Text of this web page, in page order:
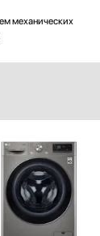
механических
(кг):
(об/мин):
стирки: